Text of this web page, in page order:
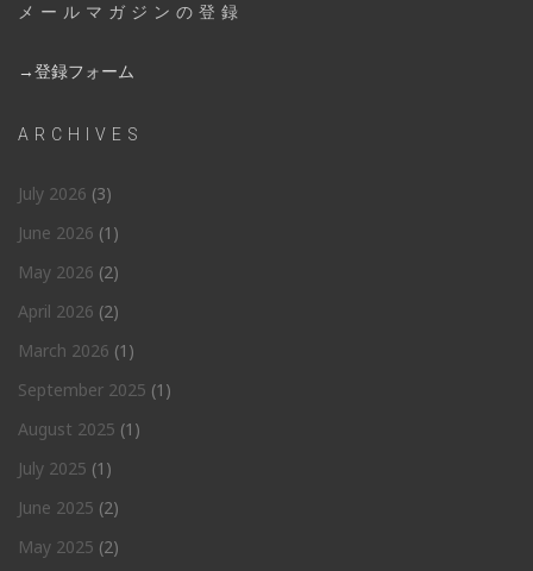
メールマガジンの登録
→登録フォーム
ARCHIVES
July 2026 (3)
June 2026 (1)
May 2026 (2)
April 2026 (2)
March 2026 (1)
September 2025 (1)
August 2025 (1)
July 2025 (1)
June 2025 (2)
May 2025 (2)